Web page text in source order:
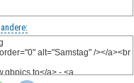
andere: